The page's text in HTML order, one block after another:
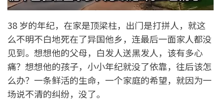
38 岁的年纪，在家是顶梁柱，出门是打拼人，就这
么不明不白地死在了异国他乡，连最后一面家人都没
见到。想想他的父母，白发人送黑发人，该有多心
痛？想想他的孩子，小小年纪就没了依靠，往后该怎
么办？一条鲜活的生命，一个家庭的希望，就因为一
场说不清的纠纷，没了。